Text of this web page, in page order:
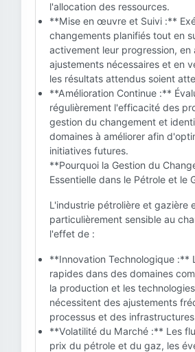
l'allocation des ressources.
**Mise en œuvre et Suivi :**
changements planifiés tout en
activement leur progression, en
ajustements nécessaires et en
les résultats attendus soient
**Amélioration Continue :**
régulièrement l'efficacité des
gestion du changement et
domaines à améliorer afin
initiatives futures.
**Pourquoi la Gestion du
Essentielle dans le Pétrole et le
L'industrie pétrolière et gazière
particulièrement sensible au
l'effet de :
**Innovation Technologique :**
rapides dans des domaines
la production et les
nécessitent des ajustements
processus et des
**Volatilité du Marché :** Les
prix du pétrole et du gaz, les